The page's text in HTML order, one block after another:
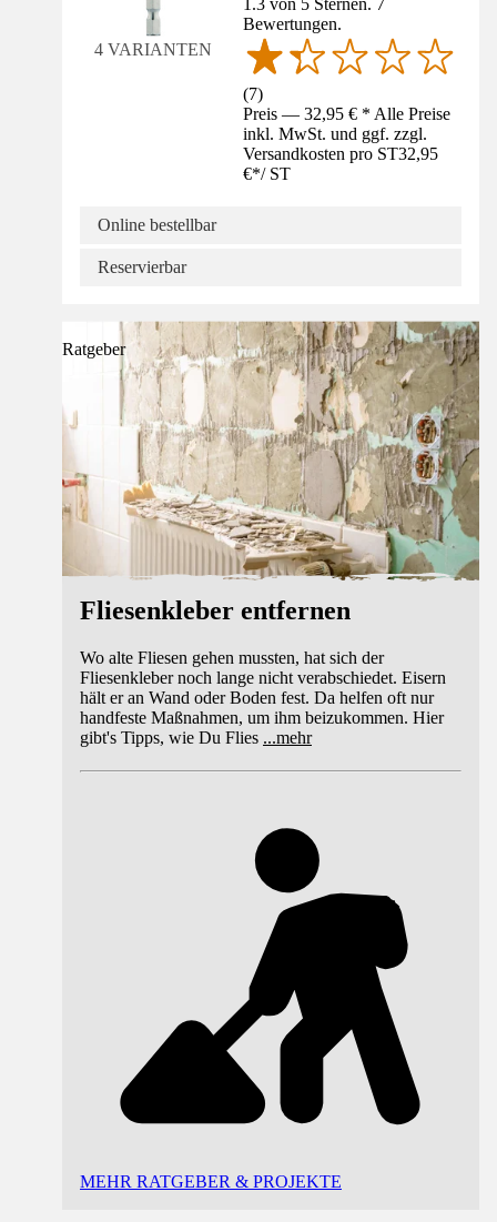
4 VARIANTEN
1.3 von 5 Sternen. 7
Bewertungen.
(7)
Preis — 32,95 € * Alle Preise
inkl. MwSt. und ggf. zzgl.
Versandkosten pro ST32,95
€*/ ST
Online bestellbar
Reservierbar
Ratgeber
Fliesenkleber entfernen
Wo alte Fliesen gehen mussten, hat sich der
Fliesenkleber noch lange nicht verabschiedet. Eisern
hält er an Wand oder Boden fest. Da helfen oft nur
handfeste Maßnahmen, um ihm beizukommen. Hier
gibt's Tipps, wie Du Flies ...mehr
MEHR RATGEBER & PROJEKTE